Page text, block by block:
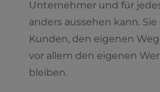
Unternehmer und für
anders aussehen kann.
Kunden, den eigenen
vor allem den eigenen
bleiben.